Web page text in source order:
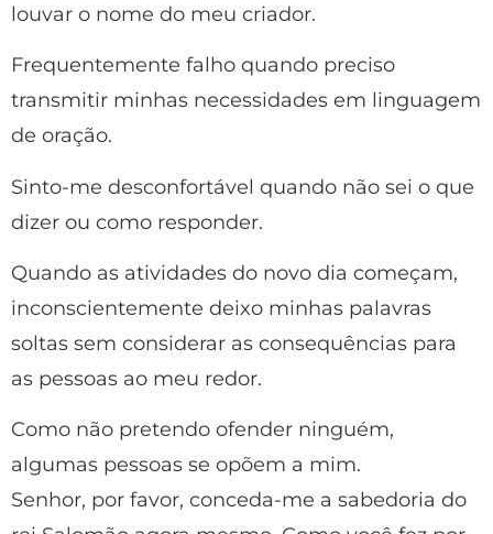
louvar o nome do meu criador.
Frequentemente falho quando preciso
transmitir minhas necessidades em linguagem
de oração.
Sinto-me desconfortável quando não sei o que
dizer ou como responder.
Quando as atividades do novo dia começam,
inconscientemente deixo minhas palavras
soltas sem considerar as consequências para
as pessoas ao meu redor.
Como não pretendo ofender ninguém,
algumas pessoas se opõem a mim.
Senhor, por favor, conceda-me a sabedoria do